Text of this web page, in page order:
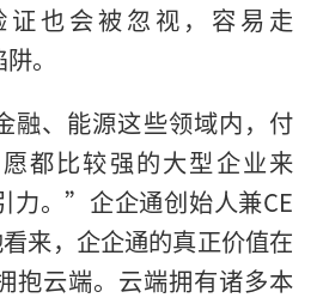
证也会被忽视，容易走
。
融、能源这些领域内，付
都比较强的大型企业来
力。”企企通创始人兼CE
来，企企通的真正价值在
抱云端。云端拥有诸多本